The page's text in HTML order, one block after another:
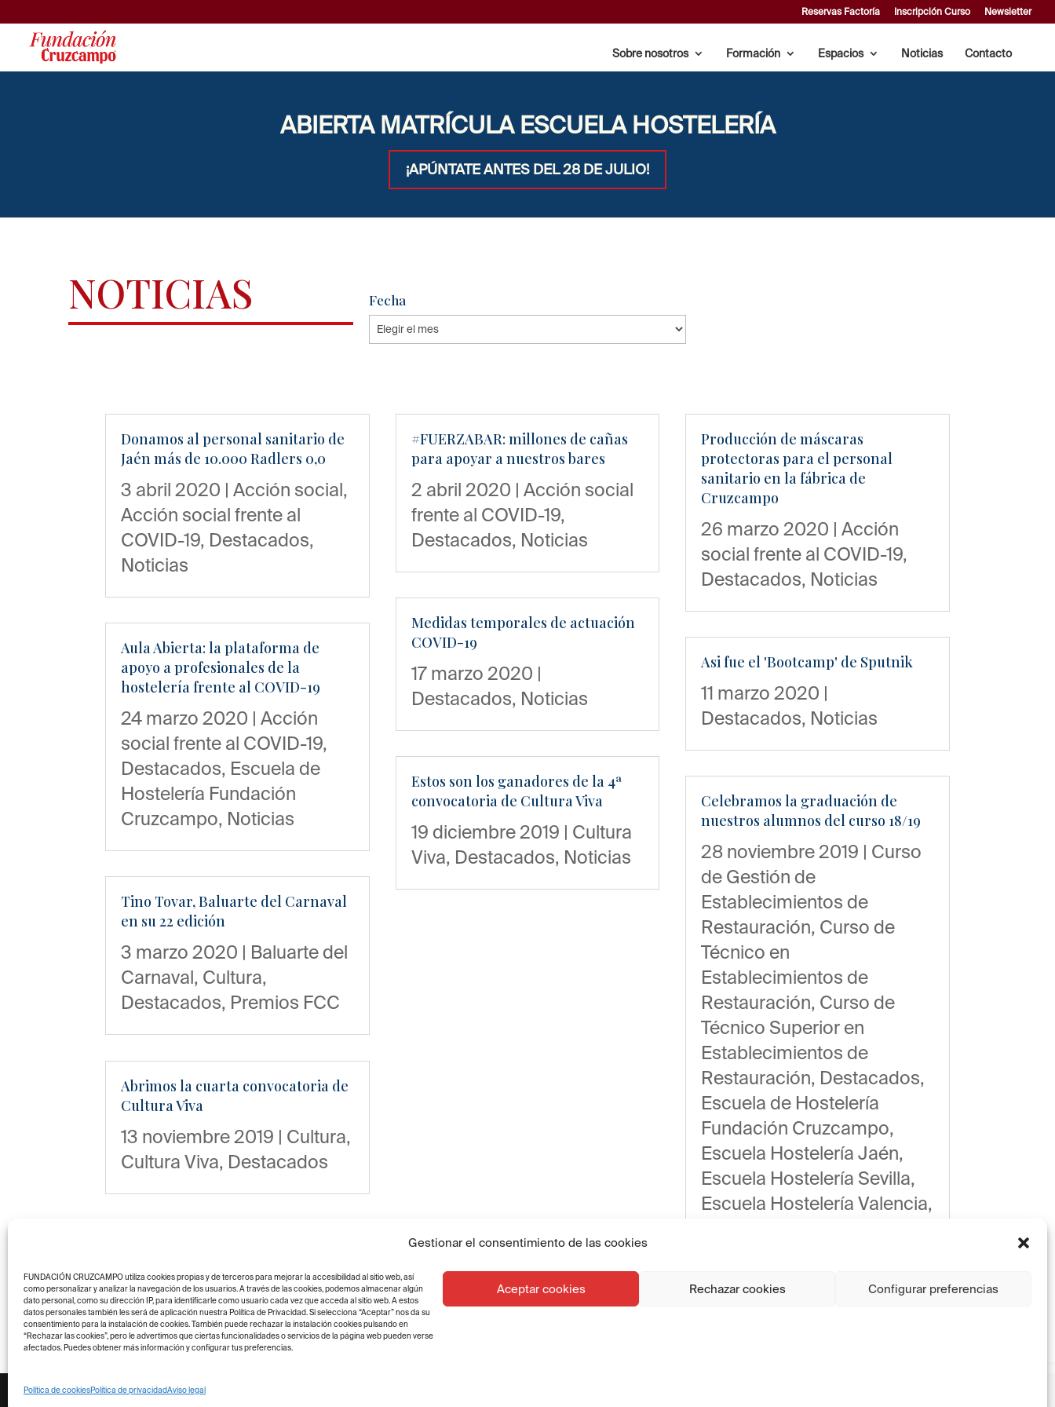
Gestionar el consentimiento de las cookies
FUNDACIÓN CRUZCAMPO utiliza cookies propias y de terceros para mejorar la accesibilidad al sitio web, así
como personalizar y analizar la navegación de los usuarios. A través de las cookies, podemos almacenar algún
dato personal, como su dirección IP, para identificarle como usuario cada vez que acceda al sitio web. A estos
datos personales también les será de aplicación nuestra Política de Privacidad. Si selecciona “Aceptar” nos da su
consentimiento para la instalación de cookies. También puede rechazar la instalación cookies pulsando en
“Rechazar las cookies”, pero le advertimos que ciertas funcionalidades o servicios de la página web pueden verse
afectados. Puedes obtener más información y configurar tus preferencias.
Aceptar cookies Rechazar cookies Configurar preferencias
Política de cookiesPolítica de privacidadAviso legal
Reservas Factoría Inscripción Curso Newsletter
Sobre nosotros Formación Espacios Noticias Contacto
ABIERTA MATRÍCULA ESCUELA HOSTELERÍA
¡APÚNTATE ANTES DEL 28 DE JULIO!
NOTICIAS Fecha
Fecha
Donamos al personal sanitario de
Jaén más de 10.000 Radlers 0,0
3 abril 2020 | Acción social,
Acción social frente al
COVID-19, Destacados,
Noticias
Aula Abierta: la plataforma de
apoyo a profesionales de la
hostelería frente al COVID-19
24 marzo 2020 | Acción
social frente al COVID-19,
Destacados, Escuela de
Hostelería Fundación
Cruzcampo, Noticias
Tino Tovar, Baluarte del Carnaval
en su 22 edición
3 marzo 2020 | Baluarte del
Carnaval, Cultura,
Destacados, Premios FCC
Abrimos la cuarta convocatoria de
Cultura Viva
13 noviembre 2019 | Cultura,
Cultura Viva, Destacados
#FUERZABAR: millones de cañas
para apoyar a nuestros bares
2 abril 2020 | Acción social
frente al COVID-19,
Destacados, Noticias
Medidas temporales de actuación
COVID-19
17 marzo 2020 |
Destacados, Noticias
Estos son los ganadores de la 4ª
convocatoria de Cultura Viva
19 diciembre 2019 | Cultura
Viva, Destacados, Noticias
Producción de máscaras
protectoras para el personal
sanitario en la fábrica de
Cruzcampo
26 marzo 2020 | Acción
social frente al COVID-19,
Destacados, Noticias
Asi fue el 'Bootcamp' de Sputnik
11 marzo 2020 |
Destacados, Noticias
Celebramos la graduación de
nuestros alumnos del curso 18/19
28 noviembre 2019 | Curso
de Gestión de
Establecimientos de
Restauración, Curso de
Técnico en
Establecimientos de
Restauración, Curso de
Técnico Superior en
Establecimientos de
Restauración, Destacados,
Escuela de Hostelería
Fundación Cruzcampo,
Escuela Hostelería Jaén,
Escuela Hostelería Sevilla,
Escuela Hostelería Valencia,
Página 5 de 19 « Primera « ... 3 4 5 6 ... 10 ... » Última »
© Copyright 2023 - Fundación Cruzcampo